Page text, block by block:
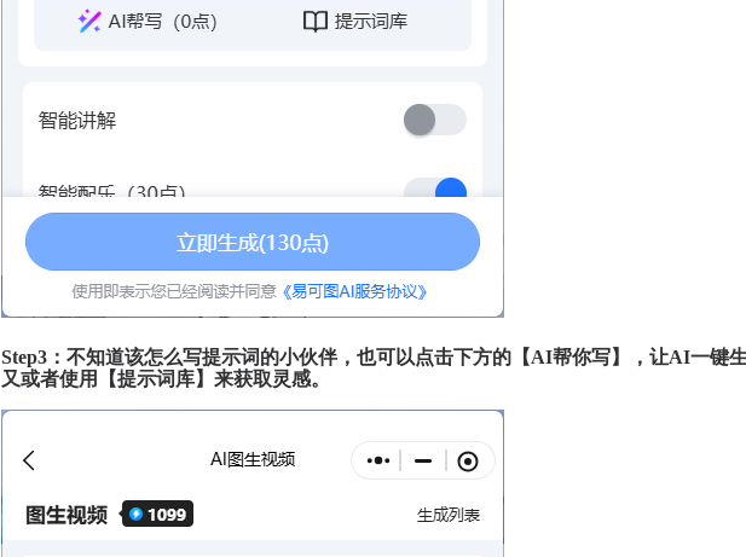
Step3：不知道该怎么写提示词的小伙伴，也可以点击下方的【AI帮你写】，让AI一键
又或者使用【提示词库】来获取灵感。